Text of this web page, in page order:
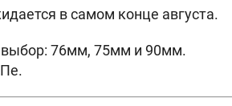
в самом конце августа.
76мм, 75мм и 90мм.